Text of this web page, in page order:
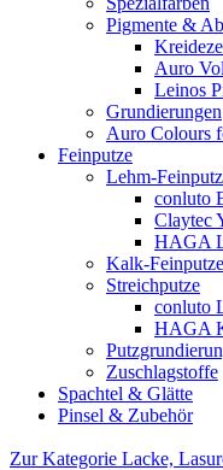
Pigmente &
Auro
Leinos
Grundierungen
Auro Colours
Feinputze
Lehm-
conluto
Claytec
HAGA
Kalk-Feinputze
Streichputze
conluto
HAGA
Zuschlagstoffe
Spachtel & Glätte
Pinsel & Zubehör
Zur Kategorie Lacke,